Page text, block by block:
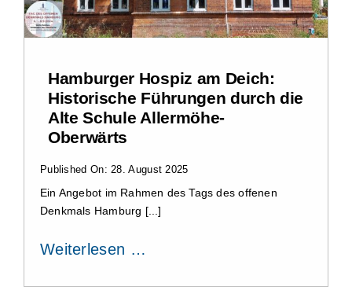
Hamburger Hospiz am Deich:
Historische Führungen durch die
Alte Schule Allermöhe-
Oberwärts
Published On: 28. August 2025
Ein Angebot im Rahmen des Tags des offenen
Denkmals Hamburg [...]
Weiterlesen …